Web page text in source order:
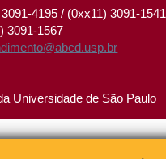
4195 / (0xx11) 3091-1541
3091-1567
Universidade de São Paulo